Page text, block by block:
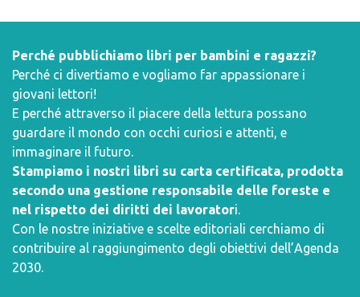
Perché pubblichiamo libri per bambini e ragazzi?
Perché ci divertiamo e vogliamo far appassionare i
giovani lettori!
E perché attraverso il piacere della lettura possano
guardare il mondo con occhi curiosi e attenti, e
immaginare il futuro.
Stampiamo i nostri libri su carta certificata, prodotta
secondo una gestione responsabile delle foreste e
nel rispetto dei diritti dei lavoratori.
Con le nostre iniziative e scelte editoriali cerchiamo di
contribuire al raggiungimento degli obiettivi dell’Agenda
2030.